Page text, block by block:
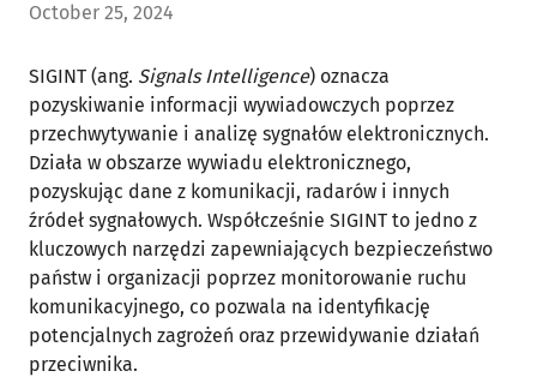
October 25, 2024
SIGINT (ang. Signals Intelligence) oznacza
pozyskiwanie informacji wywiadowczych poprzez
przechwytywanie i analizę sygnałów elektronicznych.
Działa w obszarze wywiadu elektronicznego,
pozyskując dane z komunikacji, radarów i innych
źródeł sygnałowych. Współcześnie SIGINT to jedno z
kluczowych narzędzi zapewniających bezpieczeństwo
państw i organizacji poprzez monitorowanie ruchu
komunikacyjnego, co pozwala na identyfikację
potencjalnych zagrożeń oraz przewidywanie działań
przeciwnika.